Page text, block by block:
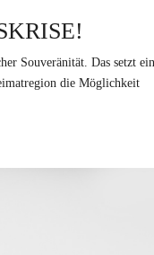
Souveränität. Das setzt
die Möglichkeit